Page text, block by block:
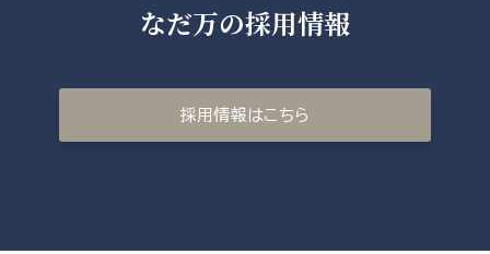
なだ万の採用情報
採用情報はこちら